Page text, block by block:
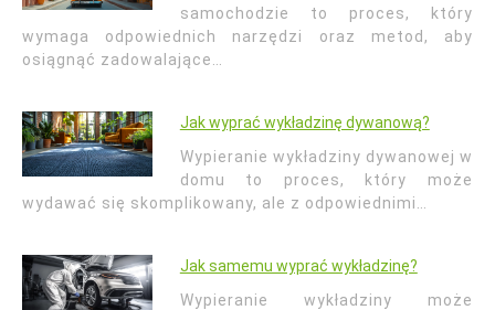
samochodzie to proces, który
wymaga odpowiednich narzędzi oraz metod, aby
osiągnąć zadowalające…
Jak wyprać wykładzinę dywanową?
Wypieranie wykładziny dywanowej w
domu to proces, który może
wydawać się skomplikowany, ale z odpowiednimi…
Jak samemu wyprać wykładzinę?
Wypieranie wykładziny może